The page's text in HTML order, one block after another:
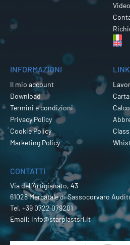
Video
INFORMAZIONI
Il mio account
Download
Termini e condizioni
Privacy Policy
Cookie Policy
Marketing Policy
CONTATTI
Via dell’Artigianato, 43
61028 Mercatale di Sassocorvaro
Tel. +39 0722 079201
Email: info@starplastsrl.it